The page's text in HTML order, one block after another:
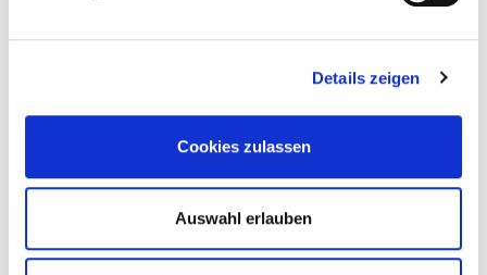
Details zeigen
Cookies zulassen
Auswahl erlauben
Fragen zu Hameln2030?
Ansprechpartner und Kontakt
Stadt Hameln - Büro Hameln 2030
Dr. Gesa Snell, Projektleitung